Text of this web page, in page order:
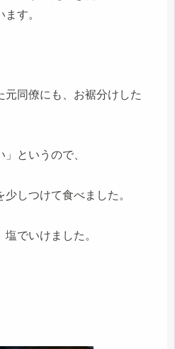
す。
元同僚にも、お裾分けした
」というので、
少しつけて食べました。
でいけました。